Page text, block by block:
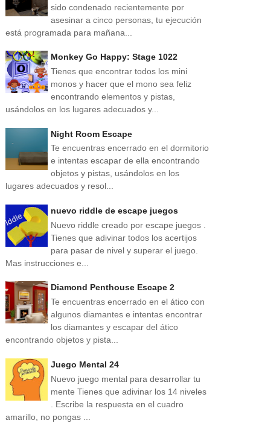
sido condenado recientemente por
asesinar a cinco personas, tu ejecución
está programada para mañana...
Monkey Go Happy: Stage 1022
Tienes que encontrar todos los mini
monos y hacer que el mono sea feliz
encontrando elementos y pistas,
usándolos en los lugares adecuados y...
Night Room Escape
Te encuentras encerrado en el dormitorio
e intentas escapar de ella encontrando
objetos y pistas, usándolos en los
lugares adecuados y resol...
nuevo riddle de escape juegos
Nuevo riddle creado por escape juegos .
Tienes que adivinar todos los acertijos
para pasar de nivel y superar el juego.
Mas instrucciones e...
Diamond Penthouse Escape 2
Te encuentras encerrado en el ático con
algunos diamantes e intentas encontrar
los diamantes y escapar del ático
encontrando objetos y pista...
Juego Mental 24
Nuevo juego mental para desarrollar tu
mente Tienes que adivinar los 14 niveles
. Escribe la respuesta en el cuadro
amarillo, no pongas ...